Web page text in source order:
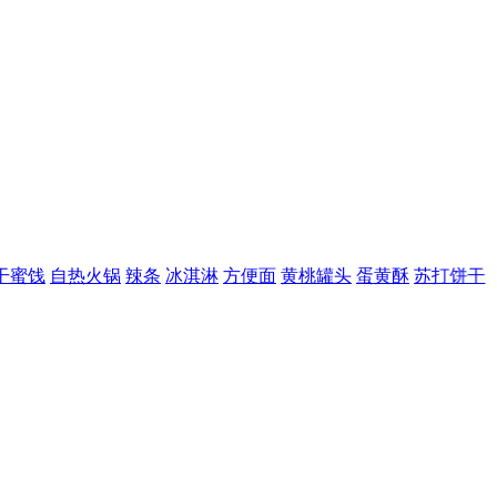
自热火锅 辣条 冰淇淋 方便面 黄桃罐头 蛋黄酥 苏打饼干